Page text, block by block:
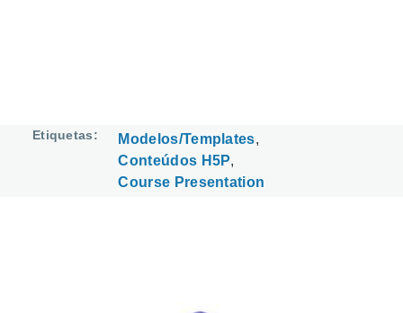
Etiquetas
Modelos/Templates
Conteúdos H5P
Course Presentation